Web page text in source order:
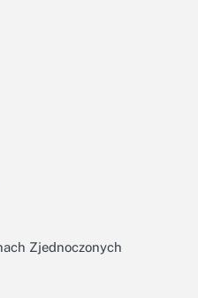
Zjednoczonych